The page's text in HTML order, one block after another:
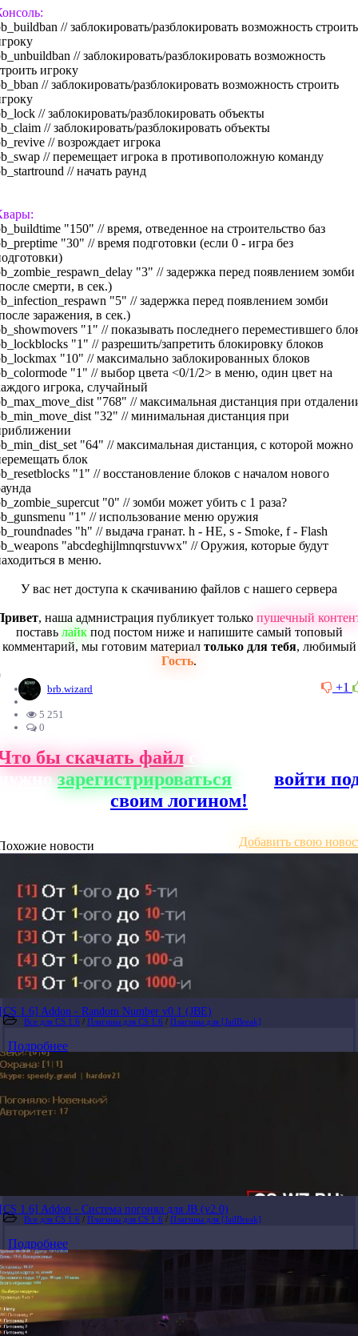
// заблокировать/разблокировать возможность строить
// заблокировать/разблокировать возможность
игроку
// заблокировать/разблокировать возможность строить
// заблокировать/разблокировать объекты
// заблокировать/разблокировать объекты
// возрождает игрока
// перемещает игрока в противоположную команду
// начать раунд
"150" // время, отведенное на строительство баз
"30" // время подготовки (если 0 - игра без
"3" // задержка перед появлением зомби
смерти, в сек.)
"5" // задержка перед появлением зомби
заражения, в сек.)
"1" // показывать последнего переместившего
"1" // разрешить/запретить блокировку блоков
"10" // максимально заблокированных блоков
"1" // выбор цвета <0/1/2> в меню, один цвет на
игрока, случайный
"768" // максимальная дистанция при
"32" // минимальная дистанция при
"64" // максимальная дистанция, с которой можно
блок
"1" // восстановление блоков с началом нового
"0" // зомби может убить с 1 раза?
"1" // использование меню оружия
"h" // выдача гранат. h - HE, s - Smoke, f - Flash
"abcdeghijlmnqrstuvwx" // Оружия, которые будут
в меню.
У вас нет доступа к скачиванию файлов с нашего сервера
, наша адмнистрация публикует только пушечный
поставь лайкпод постом ниже и напишите самый топовый
комментарий, мы готовим материал только для тебя, любимый
Гость.
+1
brb.wizard
5 251
0
бы скачать файлс нашего сайта,
зарегистрироваться
войти
своим логином!
новости Добавить свою
[CS 1.6] Addon - Random Number v0.1 (JBE)
Все для CS 1.6 / Плагины для CS 1.6 / Плагины для [JailBreak]
Подробнее
[CS 1.6] Addon - Система погонял для JB (v2.0)
Все для CS 1.6 / Плагины для CS 1.6 / Плагины для [JailBreak]
Подробнее